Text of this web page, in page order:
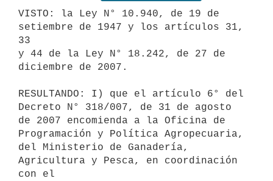
VISTO: la Ley N° 10.940, de 19 de
setiembre de 1947 y los artículos 31,
33
y 44 de la Ley N° 18.242, de 27 de
diciembre de 2007.
RESULTANDO: I) que el artículo 6° del
Decreto N° 318/007, de 31 de agosto
de 2007 encomienda a la Oficina de
Programación y Política Agropecuaria,
del Ministerio de Ganadería,
Agricultura y Pesca, en coordinación
con el